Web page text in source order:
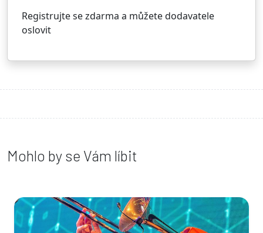
Registrujte se zdarma a můžete dodavatele
oslovit
Mohlo by se Vám líbit